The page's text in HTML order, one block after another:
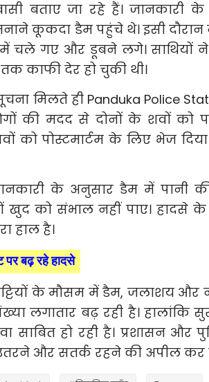
बताए जा रहे हैं। जानकारी
कूकदा डैम पहुंचे थे। इसी
चले गए और डूबने लगे। साथियों
काफी देर हो चुकी थी।
मिलते ही Panduka Police
की मदद से दोनों के शवों को
को पोस्टमार्टम के लिए भेज
के अनुसार डैम में पानी
खुद को संभाल नहीं पाए। हादसे
हाल है।
पर बढ़ रहे हादसे
के मौसम में डैम, जलाशय और
लगातार बढ़ रही है। हालांकि
साबित हो रही है। प्रशासन और
और सतर्क रहने की अपील कर